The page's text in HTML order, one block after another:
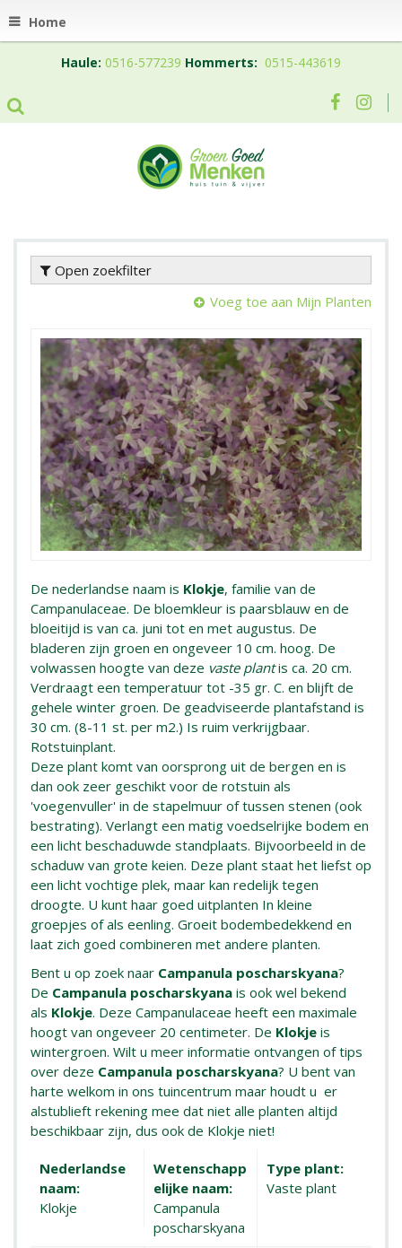
Home
Haule: 0516-577239 Hommerts: 0515-443619
Open zoekfilter
Voeg toe aan Mijn Planten
De nederlandse naam is Klokje, familie van de
Campanulaceae. De bloemkleur is paarsblauw en de
bloeitijd is van ca. juni tot en met augustus. De
bladeren zijn groen en ongeveer 10 cm. hoog. De
volwassen hoogte van deze vaste plantis ca. 20 cm.
Verdraagt een temperatuur tot -35 gr. C. en blijft de
gehele winter groen. De geadviseerde plantafstand is
30 cm. (8-11 st. per m2.) Is ruim verkrijgbaar.
Rotstuinplant.
Deze plant komt van oorsprong uit de bergen en is
dan ook zeer geschikt voor de rotstuin als
'voegenvuller' in de stapelmuur of tussen stenen (ook
bestrating). Verlangt een matig voedselrijke bodem en
een licht beschaduwde standplaats. Bijvoorbeeld in de
schaduw van grote keien. Deze plant staat het liefst op
een licht vochtige plek, maar kan redelijk tegen
droogte. U kunt haar goed uitplanten In kleine
groepjes of als eenling. Groeit bodembedekkend en
laat zich goed combineren met andere planten.
Bent u op zoek naar Campanula poscharskyana?
De Campanula poscharskyana is ook wel bekend
als Klokje. Deze Campanulaceae heeft een maximale
hoogt van ongeveer 20 centimeter. De Klokje is
wintergroen. Wilt u meer informatie ontvangen of tips
over deze Campanula poscharskyana? U bent van
harte welkom in ons tuincentrum maar houdt u er
alstublieft rekening mee dat niet alle planten altijd
beschikbaar zijn, dus ook de Klokje niet!
Nederlandse
naam:
Klokje
Wetenschapp
elijke naam:
Campanula
poscharskyana
Type plant:
Vaste plant